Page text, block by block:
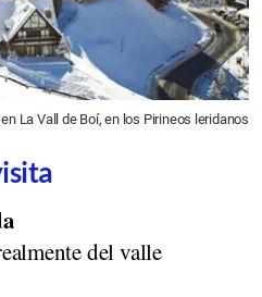
La Vall de Boí, en los Pirineos leridanos
del valle